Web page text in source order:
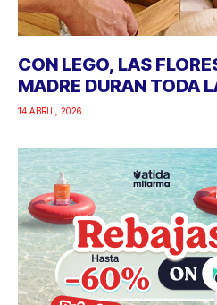
CON LEGO, LAS
MADRE DURAN TODA
14 ABRIL, 2026